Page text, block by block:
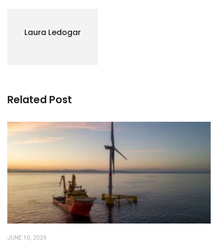
Laura Ledogar
Related Post
JUNE 10, 2026